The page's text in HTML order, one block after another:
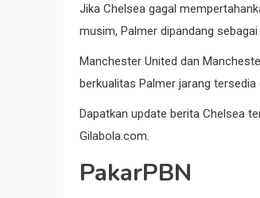
Jika Chelsea gagal
musim, Palmer dipandang
Manchester United dan
berkualitas Palmer jarang
Dapatkan update berita Chelsea
Gilabola.com.
PakarPBN